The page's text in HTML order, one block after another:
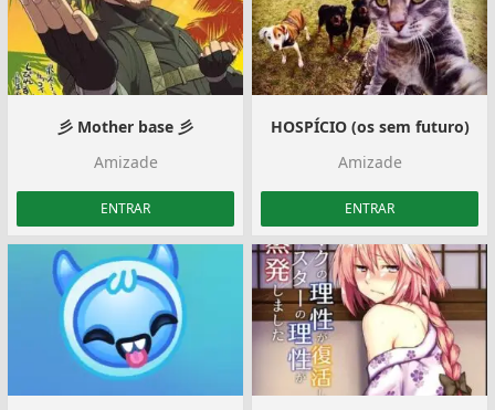
彡 Mother base 彡
Amizade
ENTRAR
HOSPÍCIO (os sem futuro)
Amizade
ENTRAR